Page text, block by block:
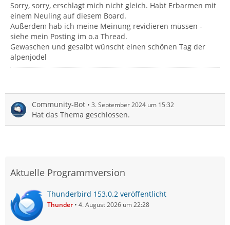
Sorry, sorry, erschlagt mich nicht gleich. Habt Erbarmen mit
einem Neuling auf diesem Board.
Außerdem hab ich meine Meinung revidieren müssen -
siehe mein Posting im o.a Thread.
Gewaschen und gesalbt wünscht einen schönen Tag der
alpenjodel
Community-Bot 3. September 2024 um 15:32
Hat das Thema geschlossen.
Aktuelle Programmversion
Thunderbird 153.0.2 veröffentlicht
Thunder 4. August 2026 um 22:28